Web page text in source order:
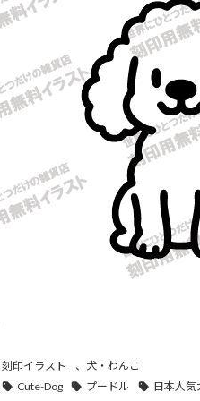
刻印イラスト 、 犬・わんこ
Cute-Dog プードル 日本人気